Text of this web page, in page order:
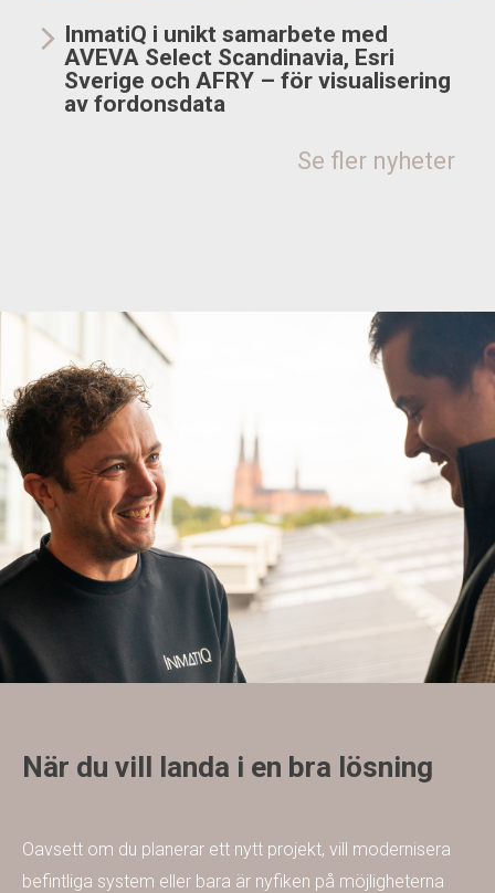
InmatiQ i unikt samarbete med
AVEVA Select Scandinavia, Esri
Sverige och AFRY – för visualisering
av fordonsdata
Se fler nyheter
När du vill landa i en bra lösning
Oavsett om du planerar ett nytt projekt, vill modernisera
befintliga system eller bara är nyfiken på möjligheterna